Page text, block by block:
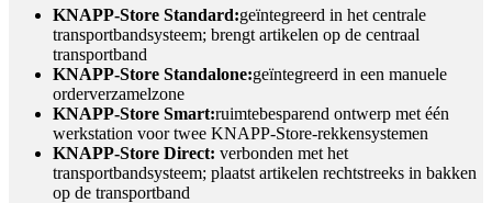
KNAPP-Store Standard:geïntegreerd in het centrale
transportbandsysteem; brengt artikelen op de centraal
transportband
KNAPP-Store Standalone:geïntegreerd in een manuele
orderverzamelzone
KNAPP-Store Smart:ruimtebesparend ontwerp met één
werkstation voor twee KNAPP-Store-rekkensystemen
KNAPP-Store Direct: verbonden met het
transportbandsysteem; plaatst artikelen rechtstreeks in bakken
op de transportband